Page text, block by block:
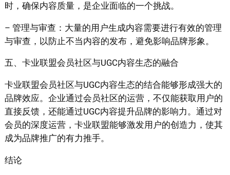
时，确保内容质量，是企业面临的一个挑战。
– 管理与审查：大量的用户生成内容需要进行有效的管理
与审查，以防止不当内容的发布，避免影响品牌形象。
五、卡业联盟会员社区与UGC内容生态的融合
卡业联盟会员社区与UGC内容生态的结合能够形成强大的
品牌效应。企业通过会员社区的运营，不仅能获取用户的
直接反馈，还能通过UGC内容提升品牌的影响力。通过对
会员的深度运营，卡业联盟能够激发用户的创造力，使其
成为品牌推广的有力推手。
结论